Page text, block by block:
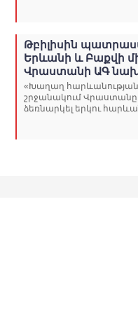
Թբիլիսին
Երևանի և Բաքվի
Վրաստանի ԱԳ
«Խաղաղ
շրջանակում Վրաստանը
ձեռնարկել երկու